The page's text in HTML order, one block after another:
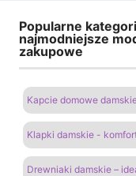
Popularne
najmodniejsze
zakupowe
Kapcie domowe
Klapki damskie -
Drewniaki damskie –